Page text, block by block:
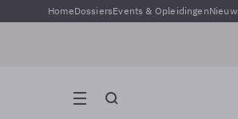
HomeDossiersEvents & Opleidingen